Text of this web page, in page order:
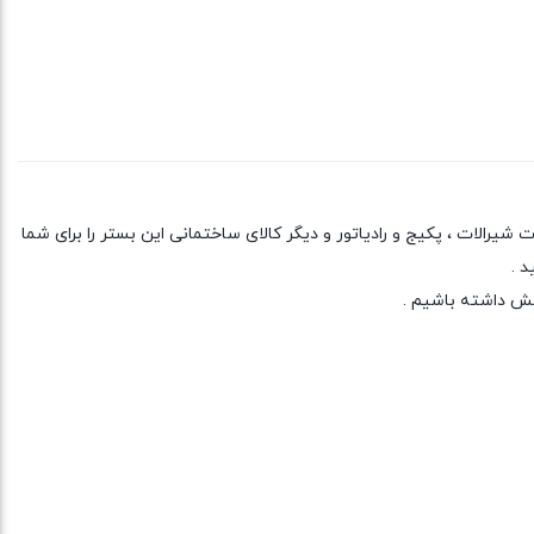
، پکیج و رادیاتور و دیگر کالای ساختمانی این بستر را برای شما
.
داشته باشیم .